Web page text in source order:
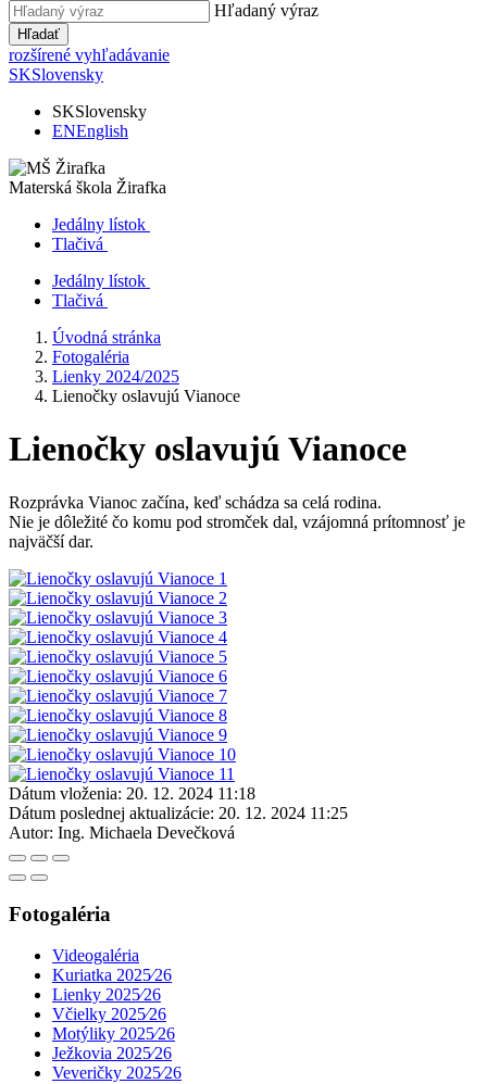
Hľadaný výraz
Hľadať
rozšírené vyhľadávanie
SKSlovensky
SKSlovensky
ENEnglish
Materská škola Žirafka
Jedálny lístok
Tlačivá
Jedálny lístok
Tlačivá
Úvodná stránka
Fotogaléria
Lienky 2024/2025
Lienočky oslavujú Vianoce
Lienočky oslavujú Vianoce
Rozprávka Vianoc začína, keď schádza sa celá rodina.
Nie je dôležité čo komu pod stromček dal, vzájomná prítomnosť je
najväčší dar.
Dátum vloženia: 20. 12. 2024 11:18
Dátum poslednej aktualizácie: 20. 12. 2024 11:25
Autor: Ing. Michaela Devečková
Fotogaléria
Videogaléria
Kuriatka 2025⁄26
Lienky 2025⁄26
Včielky 2025⁄26
Motýliky 2025⁄26
Ježkovia 2025⁄26
Veveričky 2025⁄26